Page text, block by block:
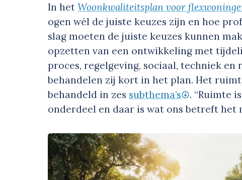
In hetWoonkwaliteitsplan voor
ogen wél de juiste keuzes zijn en hoe
slag moeten de juiste keuzes kunnen
opzetten van een ontwikkeling met
proces, regelgeving, sociaal, techniek en
behandelen zij kort in het plan. Het
behandeld in zes subthema’s
. “Ruimte
onderdeel en daar is wat ons betreft het